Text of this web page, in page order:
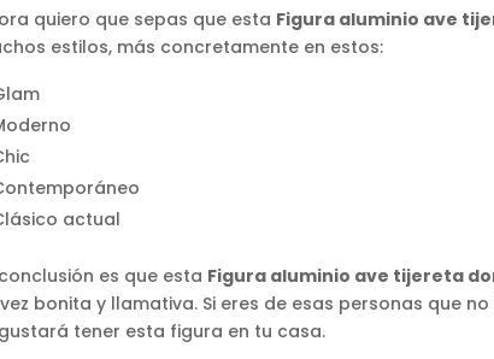
quiero que sepas que esta Figura aluminio ave
estilos, más concretamente en estos:
actual
es que esta Figura aluminio ave tijereta
bonita y llamativa. Si eres de esas personas que
tener esta figura en tu casa.